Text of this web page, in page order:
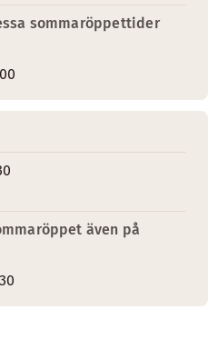
sommaröppettider
även på